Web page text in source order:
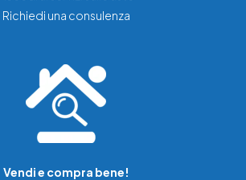
Richiedi una consulenza
Vendi e compra bene!